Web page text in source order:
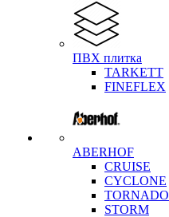
ПВХ плитка
TARKETT
FINEFLEX
ABERHOF
CRUISE
CYCLONE
TORNADO
STORM